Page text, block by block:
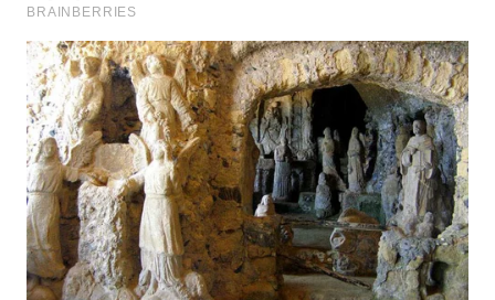
KALTIM
WN
SULSEL
WN
GORONTALO
WN
SULUT